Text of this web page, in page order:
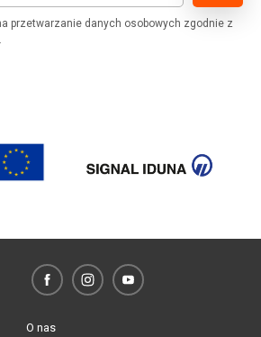
przetwarzanie danych osobowych zgodnie z
.
O nas